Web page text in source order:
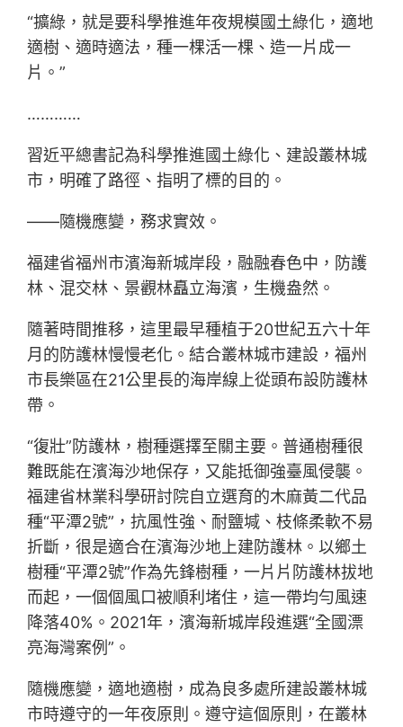
“擴綠，就是要科學推進年夜規模國土綠化，適地
適樹、適時適法，種一棵活一棵、造一片成一
片。”
…………
習近平總書記為科學推進國土綠化、建設叢林城
市，明確了路徑、指明了標的目的。
——隨機應變，務求實效。
福建省福州市濱海新城岸段，融融春色中，防護
林、混交林、景觀林矗立海濱，生機盎然。
隨著時間推移，這里最早種植于20世紀五六十年
月的防護林慢慢老化。結合叢林城市建設，福州
市長樂區在21公里長的海岸線上從頭布設防護林
帶。
“復壯”防護林，樹種選擇至關主要。普通樹種很
難既能在濱海沙地保存，又能抵御強臺風侵襲。
福建省林業科學研討院自立選育的木麻黃二代品
種“平潭2號”，抗風性強、耐鹽堿、枝條柔軟不易
折斷，很是適合在濱海沙地上建防護林。以鄉土
樹種“平潭2號”作為先鋒樹種，一片片防護林拔地
而起，一個個風口被順利堵住，這一帶均勻風速
降落40%。2021年，濱海新城岸段進選“全國漂
亮海灣案例”。
隨機應變，適地適樹，成為良多處所建設叢林城
市時遵守的一年夜原則。遵守這個原則，在叢林